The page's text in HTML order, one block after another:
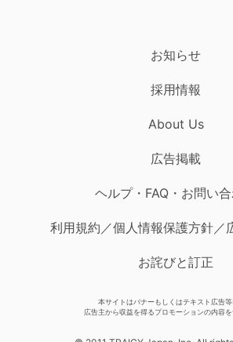
お知らせ
採用情報
About Us
広告掲載
ヘルプ・FAQ・お問い
利用規約／個人情報保護方針／
お詫びと訂正
本サイトはバナーもしくはテキスト広告等
広告主から収益を得るプロモーションの内容を